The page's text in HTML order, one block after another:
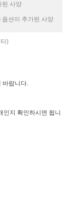
된 사양
션이 추가된 사양
)
바랍니다.
지 확인하시면 됩니